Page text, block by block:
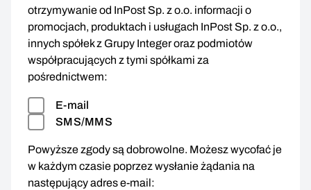
otrzymywanie od InPost Sp. z o.o. informacji o
promocjach, produktach i usługach InPost Sp. z o.o.,
innych spółek z Grupy Integer oraz podmiotów
współpracujących z tymi spółkami za
pośrednictwem:
E-mail
SMS/MMS
Powyższe zgody są dobrowolne. Możesz wycofać je
w każdym czasie poprzez wysłanie żądania na
następujący adres e-mail: